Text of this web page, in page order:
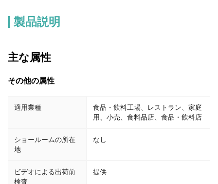
製品説明
主な属性
その他の属性
適用業種
食品・飲料工場、レストラン、家庭
用、小売、食料品店、食品・飲料店
ショールームの所在
地
なし
ビデオによる出荷前
検査
提供